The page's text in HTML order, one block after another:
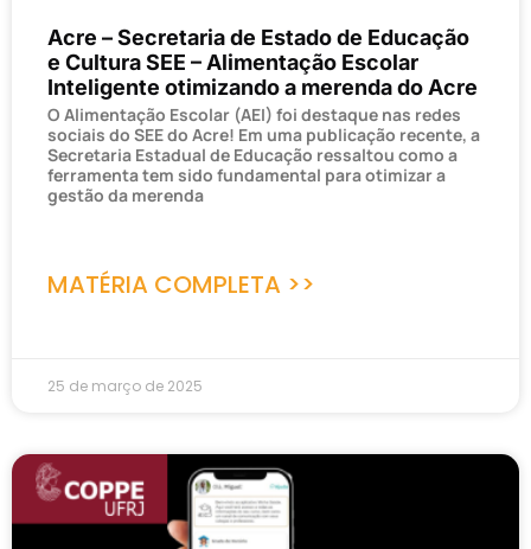
Acre – Secretaria de Estado de Educação
e Cultura SEE – Alimentação Escolar
Inteligente otimizando a merenda do Acre
O Alimentação Escolar (AEI) foi destaque nas redes
sociais do SEE do Acre! Em uma publicação recente, a
Secretaria Estadual de Educação ressaltou como a
ferramenta tem sido fundamental para otimizar a
gestão da merenda
MATÉRIA COMPLETA >>
25 de março de 2025